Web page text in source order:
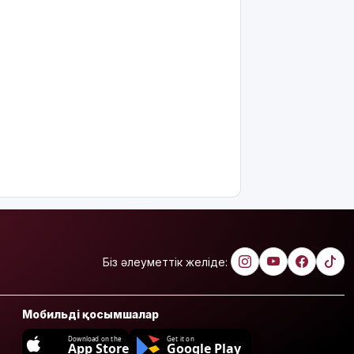
Біз әлеуметтік желіде:
Мобильді қосымшалар
Download on the
App Store
Get it on
Google Play